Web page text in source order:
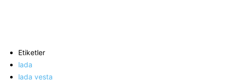
Etiketler
lada
lada vesta